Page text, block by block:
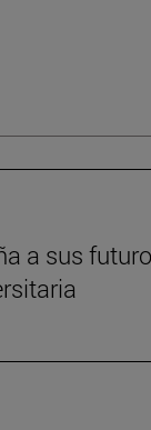
a sus